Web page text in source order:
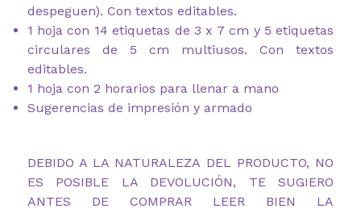
despeguen). Con textos editables.
1 hoja con 14 etiquetas de 3 x 7 cm y 5 etiquetas
circulares de 5 cm multiusos. Con textos
editables.
1 hoja con 2 horarios para llenar a mano
Sugerencias de impresión y armado
DEBIDO A LA NATURALEZA DEL PRODUCTO, NO
ES POSIBLE LA DEVOLUCIÓN, TE SUGIERO
ANTES DE COMPRAR LEER BIEN LA